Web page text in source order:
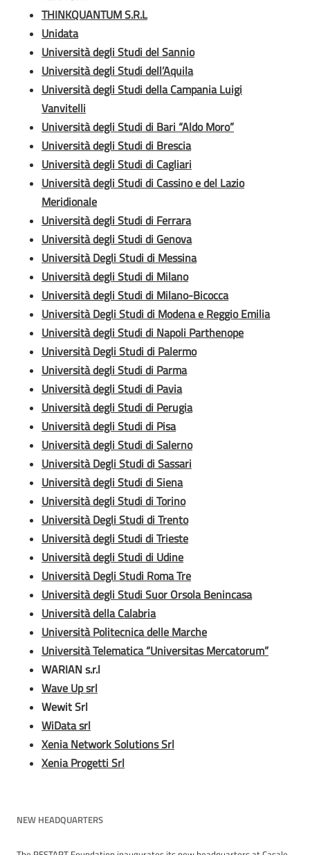
THINKQUANTUM S.R.L
Unidata
Università degli Studi del Sannio
Università degli Studi dell’Aquila
Università degli Studi della Campania Luigi
Vanvitelli
Università degli Studi di Bari “Aldo Moro”
Università degli Studi di Brescia
Università degli Studi di Cagliari
Università degli Studi di Cassino e del Lazio
Meridionale
Università degli Studi di Ferrara
Università degli Studi di Genova
Università Degli Studi di Messina
Università degli Studi di Milano
Università degli Studi di Milano-Bicocca
Università Degli Studi di Modena e Reggio Emilia
Università degli Studi di Napoli Parthenope
Università Degli Studi di Palermo
Università degli Studi di Parma
Università degli Studi di Pavia
Università degli Studi di Perugia
Università degli Studi di Pisa
Università degli Studi di Salerno
Università Degli Studi di Sassari
Università degli Studi di Siena
Università degli Studi di Torino
Università Degli Studi di Trento
Università degli Studi di Trieste
Università degli Studi di Udine
Università Degli Studi Roma Tre
Università degli Studi Suor Orsola Benincasa
Università della Calabria
Università Politecnica delle Marche
Università Telematica “Universitas Mercatorum”
WARIAN s.r.l
Wave Up srl
Wewit Srl
WiData srl
Xenia Network Solutions Srl
Xenia Progetti Srl
NEW HEADQUARTERS